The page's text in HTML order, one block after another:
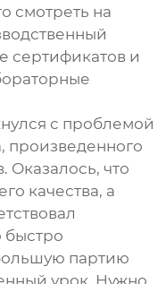
смотреть на
сертификатов и
с проблемой
произведенного
Оказалось, что
качества, а
быстро
партию